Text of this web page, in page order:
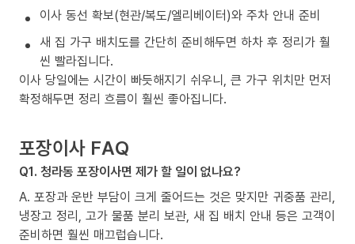
이사 동선 확보(현관/복도/엘리베이터)와 주차 안내 준비
새 집 가구 배치도를 간단히 준비해두면 하차 후 정리가 훨
씬 빨라집니다.
이사 당일에는 시간이 빠듯해지기 쉬우니, 큰 가구 위치만 먼저
확정해두면 정리 흐름이 훨씬 좋아집니다.
포장이사 FAQ
Q1. 청라동 포장이사면 제가 할 일이 없나요?
A. 포장과 운반 부담이 크게 줄어드는 것은 맞지만 귀중품 관리,
냉장고 정리, 고가 물품 분리 보관, 새 집 배치 안내 등은 고객이
준비하면 훨씬 매끄럽습니다.